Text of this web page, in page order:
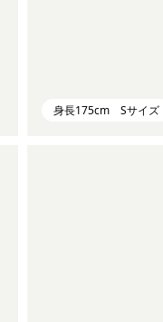
身長175cm Sサイズ